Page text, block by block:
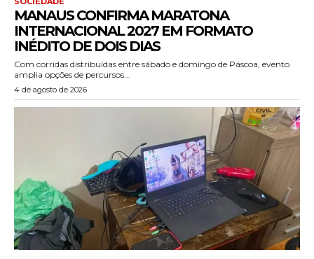
MANAUS CONFIRMA MARATONA
INTERNACIONAL 2027 EM FORMATO
INÉDITO DE DOIS DIAS
Com corridas distribuídas entre sábado e domingo de Páscoa, evento
amplia opções de percursos...
4 de agosto de 2026